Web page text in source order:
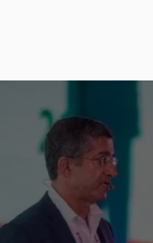
principal